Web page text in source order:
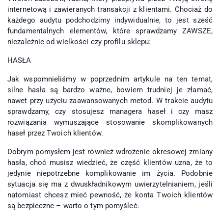
internetową i zawieranych transakcji z klientami. Chociaż do
każdego audytu podchodzimy indywidualnie, to jest sześć
fundamentalnych elementów, które sprawdzamy ZAWSZE,
niezależnie od wielkości czy profilu sklepu:
HASŁA
Jak wspomnieliśmy w poprzednim artykule na ten temat,
silne hasła są bardzo ważne, bowiem trudniej je złamać,
nawet przy użyciu zaawansowanych metod. W trakcie audytu
sprawdzamy, czy stosujesz managera haseł i czy masz
rozwiązania wymuszające stosowanie skomplikowanych
haseł przez Twoich klientów.
Dobrym pomysłem jest również wdrożenie okresowej zmiany
hasła, choć musisz wiedzieć, że część klientów uzna, że to
jedynie niepotrzebne komplikowanie im życia. Podobnie
sytuacja się ma z dwuskładnikowym uwierzytelnianiem, jeśli
natomiast chcesz mieć pewność, że konta Twoich klientów
są bezpieczne – warto o tym pomyśleć.